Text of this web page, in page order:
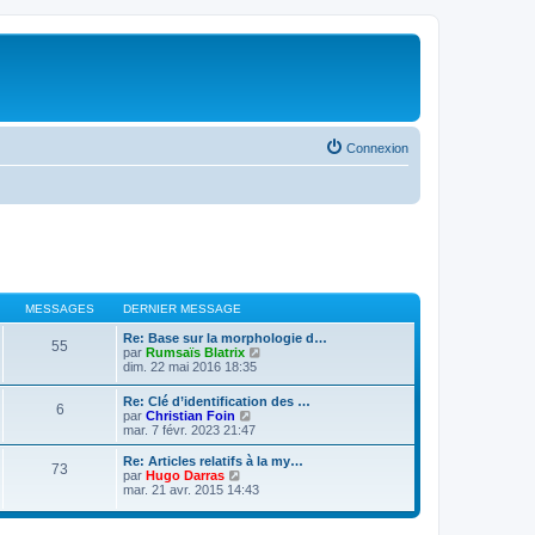
Connexion
MESSAGES DERNIER MESSAGE
55
Re: Base sur la morphologie d…
par Rumsaïs Blatrix
l
e
r
e
r
dim. 22 mai 2016 18:35
6
Re: Clé d’identification des …
par Christian Foin
o
i
r
e
e
mar. 7 févr. 2023 21:47
73
Re: Articles relatifs à la my…
par Hugo Darras
o
r
mar. 21 avr. 2015 14:43